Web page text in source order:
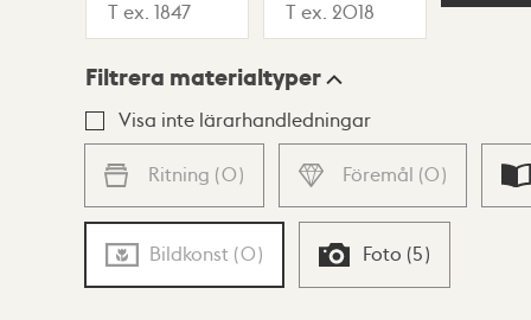
Lista Karta
Filtrera materialtyper
Visa inte lärarhandledningar
Ritning (0) Föremål (0)
Bildkonst (0) Foto (5)